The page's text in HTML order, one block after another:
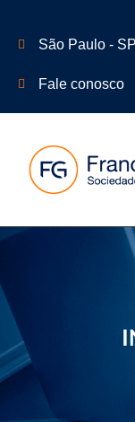
São Paulo - SP
Fale conosco